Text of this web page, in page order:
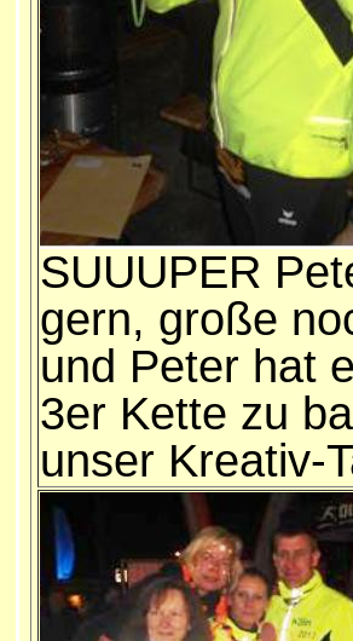
SUUUPER
gern, große
und Peter hat
3er Kette zu
unser Kreativ-